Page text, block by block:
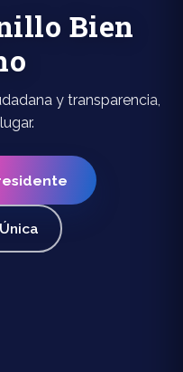
Bien
y transparencia,